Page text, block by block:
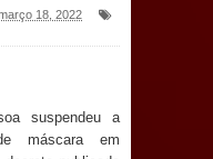
no mundo
polêmicos;
18, 2022
suspendeu a
máscara em